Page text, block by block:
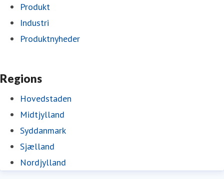
Produkt
Industri
Produktnyheder
Regions
Hovedstaden
Midtjylland
Syddanmark
Sjælland
Nordjylland